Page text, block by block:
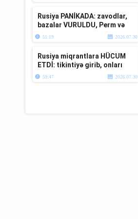
Rusiya PANİKADA: zavodlar,
bazalar VURULDU, Perm və
Krım da BOMBALANDI
51:19 2026.07.30
Rusiya miqrantlara HÜCUM
ETDİ: tikintiyə girib, onları
TƏHQİR ETDİ -yerə yıxıb...T...
59:47 2026.07.30